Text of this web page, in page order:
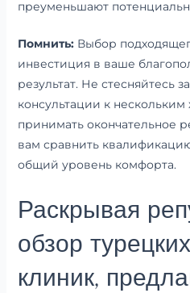
преуменьшают
Помнить:Выбор
инвестиция в ваше
результат. Не стесняйтесь
консультации к
принимать окончательное
вам сравнить
общий уровень комфорта.
Раскрывая
обзор
клиник,